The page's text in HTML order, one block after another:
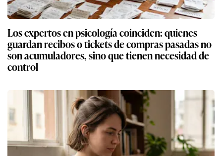
Los expertos en psicología coinciden: quienes
guardan recibos o tickets de compras pasadas no
son acumuladores, sino que tienen necesidad de
control